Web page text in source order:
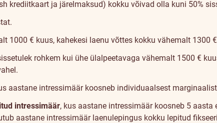
krediitkaart ja järelmaksud) kokku võivad olla kuni 50%
1000 € kuus, kahekesi laenu võttes kokku vähemalt 1300
rohkem kui ühe ülalpeetavaga vähemalt 1500 €
aastane intressimäär koosneb individuaalsest
intressimäär, kus aastane intressimäär koosneb 5
aastane intressimäär laenulepingus kokku lepitud